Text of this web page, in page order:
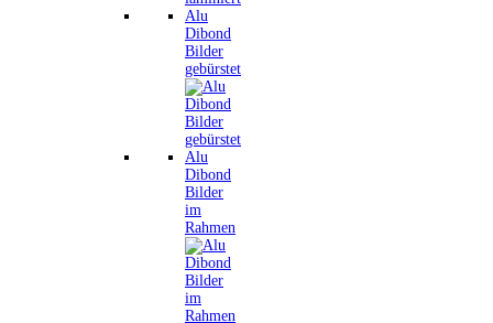
Alu
Dibond
Bilder
gebürstet
Alu
Dibond
Bilder
im
Rahmen